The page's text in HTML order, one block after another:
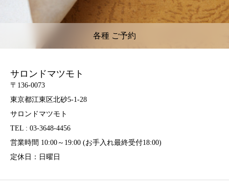
各種 ご予約
サロンドマツモト
〒136-0073
東京都江東区北砂5-1-28
サロンドマツモト
TEL : 03-3648-4456
営業時間 10:00～19:00 (お手入れ最終受付18:00)
定休日：日曜日